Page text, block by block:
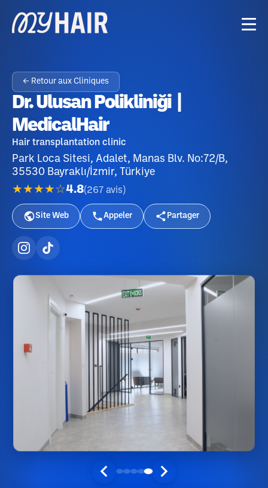
← Retour aux Cliniques
Dr. Ulusan Polikliniği |
MedicalHair
Hair transplantation clinic
Park Loca Sitesi, Adalet, Manas Blv. No:72/B,
35530 Bayraklı/İzmir, Türkiye
★★★★☆4.8(267 avis )
Site Web Appeler Partager